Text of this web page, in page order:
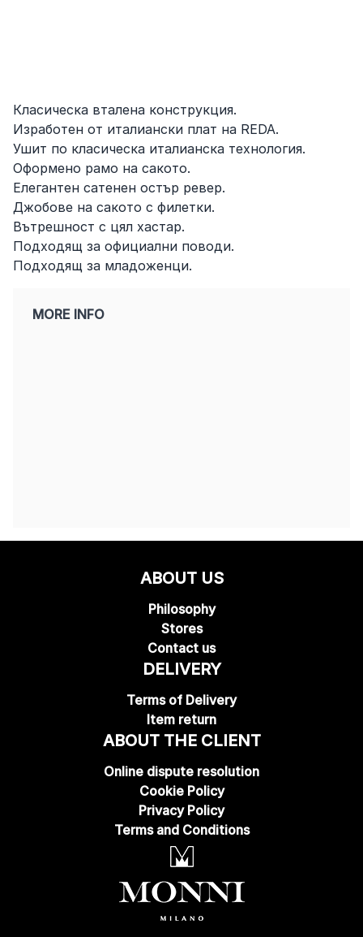
Класическа вталена конструкция.
Изработен от италиански плат на REDA.
Ушит по класическа италианска технология.
Оформено рамо на сакото.
Елегантен сатенен остър ревер.
Джобове на сакото с филетки.
Вътрешност с цял хастар.
Подходящ за официални поводи.
Подходящ за младоженци.
MORE INFO
ABOUT US
Philosophy
Stores
Contact us
DELIVERY
Terms of Delivery
Item return
ABOUT THE CLIENT
Online dispute resolution
Cookie Policy
Privacy Policy
Terms and Conditions